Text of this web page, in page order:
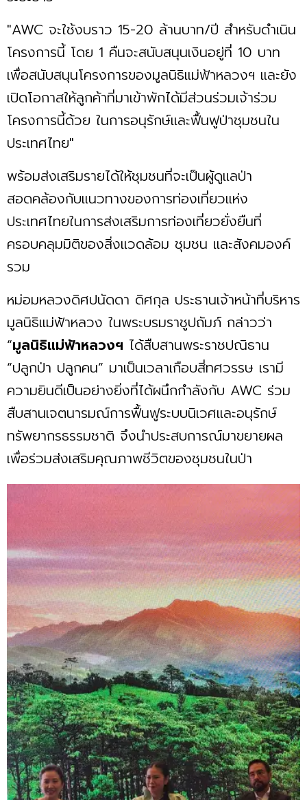
"AWC จะใช้งบราว 15-20 ล้านบาท/ปี สำหรับดำเนิน
โครงการนี้ โดย 1 คืนจะสนับสนุนเงินอยู่ที่ 10 บาท
เพื่อสนับสนุนโครงการของมูลนิธิแม่ฟ้าหลวงฯ และยัง
เปิดโอกาสให้ลูกค้าที่มาเข้าพักได้มีส่วนร่วมเจ้าร่วม
โครงการนี้ด้วย ในการอนุรักษ์และฟื้นฟูป่าชุมชนใน
ประเทศไทย"
พร้อมส่งเสริมรายได้ให้ชุมชนที่จะเป็นผู้ดูแลป่า
สอดคล้องกับแนวทางของการท่องเที่ยวแห่ง
ประเทศไทยในการส่งเสริมการท่องเที่ยวยั่งยืนที่
ครอบคลุมมิติของสิ่งแวดล้อม ชุมชน และสังคมองค์
รวม
หม่อมหลวงดิศปนัดดา ดิศกุล ประธานเจ้าหน้าที่บริหาร
มูลนิธิแม่ฟ้าหลวง ในพระบรมราชูปถัมภ์ กล่าวว่า
“มูลนิธิแม่ฟ้าหลวงฯ ได้สืบสานพระราชปณิธาน
“ปลูกป่า ปลูกคน” มาเป็นเวลาเกือบสี่ทศวรรษ เรามี
ความยินดีเป็นอย่างยิ่งที่ได้ผนึกกำลังกับ AWC ร่วม
สืบสานเจตนารมณ์การฟื้นฟูระบบนิเวศและอนุรักษ์
ทรัพยากรธรรมชาติ จึงนำประสบการณ์มาขยายผล
เพื่อร่วมส่งเสริมคุณภาพชีวิตของชุมชนในป่า